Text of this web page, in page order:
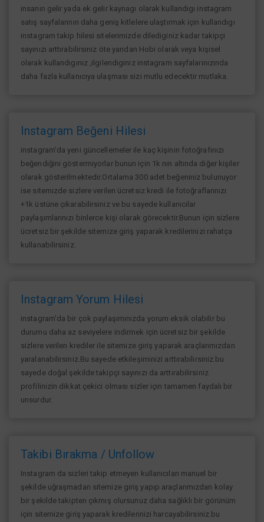
insanın gelir yada ek gelir kaynagı olarak kullandıgı instagram
satış sayfalarının daha geniş kitlelere ulaştırmak için kullandıgı
instagram takip hilesi sitelerimizde dilediginiz kadar takipçi
sayınızı arttırabilirsiniz öte yandan Hobi olarak veya kişisel
olarak kullandıgınız ,ilgilendiginiz instagram sayfalarınızında
daha fazla kullanıcıya ulaşması sizi mutlu edecektir mutlaka.
Instagram Beğeni Hilesi
instagram'da yeni güncellemeler ile kaç kişinin fotoğrafınızı
beğendiğini göstermiyorlar bunun için 1k nın altında diğer kişiler
olarak gösterilmektedir.Ortalama 300 adet beğeniniz bulunuyor
ise sitemizde sizlere verilen ücretsiz kredi ile fotoğraflarınızı
+1k üstüne çıkarabilirsiniz ve bu sayede kullanıcılar
paylaşımlarınızı binlerce kişi olarak görecektir.Bunun için sizlere
ücretsiz bir şekilde sitemize giriş yaparak kredilerinizi rahatça
kullanabilirsiniz.
Instagram Yorum Hilesi
instagram'da bir çok paylaşımınızda yorum eksik olabilir bu
durumu daha az seviyelere indirmek için ücretsiz bir şekilde
sizlere verilen krediler ile sitemize giriş yaparak araçlarımızdan
yaralanabilirsiniz.Bu sayede etkileşiminizi arttırabilirsiniz.bu
sayede doğal şekilde takipçi sayınızı da arttırabilirsiniz
profilinizin dikkat çekici olması sizler için tamamen faydalı bir
unsurdur.
Takibi Bırakma / Unfollow
Instagram da sizleri takip etmeyen kullanıcıları manuel bir
şekilde uğraşmadan sitemize giriş yapıp araçlarımızdan kolay
bir şekilde takipten çıkmış olursunuz daha sağlıklı bir görünüm
için sitemize giriş yaparak kredilerinizi harcayabilirsiniz.bu